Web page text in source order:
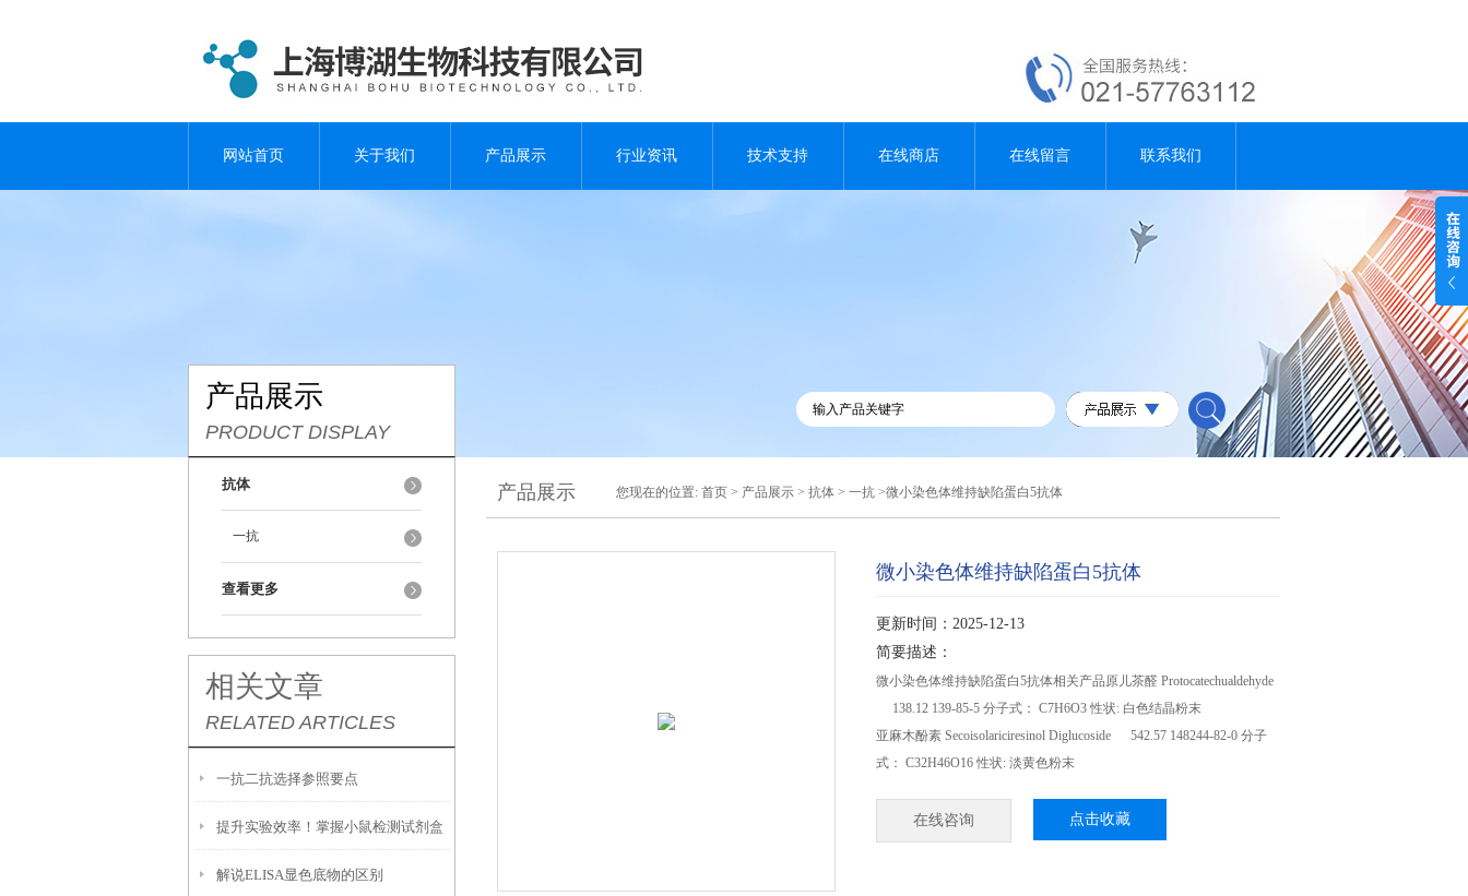
网站首页 关于我们 产品展示 行业资讯 技术支持 在线商店 在线留言 联系我们
产品展示
PRODUCT DISPLAY
抗体
一抗
查看更多
相关文章
RELATED ARTICLES
一抗二抗选择参照要点
提升实验效率！掌握小鼠检测试剂盒
的使用技巧
解说ELISA显色底物的区别
产品展示 您现在的位置: 首页 > 产品展示 > 抗体 > 一抗 >微小染色体维持缺陷蛋白5抗体
微小染色体维持缺陷蛋白5抗体
更新时间：2025-12-13
简要描述：
微小染色体维持缺陷蛋白5抗体相关产品原儿茶醛 Protocatechualdehyde
138.12 139-85-5 分子式： C7H6O3 性状: 白色结晶粉末
亚麻木酚素 Secoisolariciresinol Diglucoside 542.57 148244-82-0 分子
式： C32H46O16 性状: 淡黄色粉末
在线咨询 点击收藏